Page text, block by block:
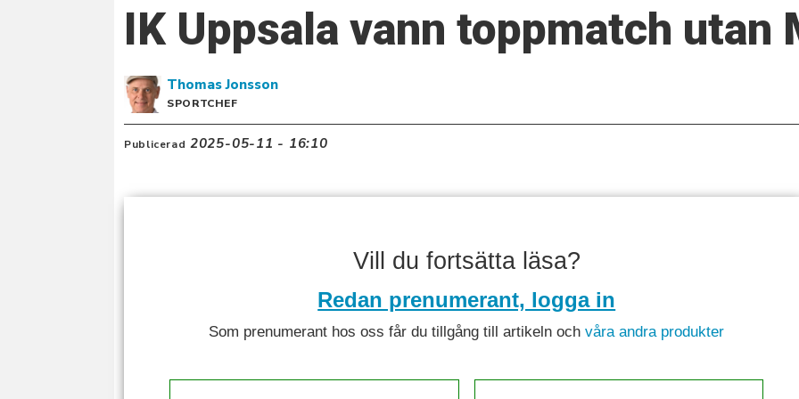
IK Uppsala vann toppmatch utan
Thomas Jonsson
SPORTCHEF
Publicerad 2025-05-11 - 16:10
Vill du fortsätta läsa?
Redan prenumerant, logga in
Som prenumerant hos oss får du tillgång till artikeln ochvåra andra produkter